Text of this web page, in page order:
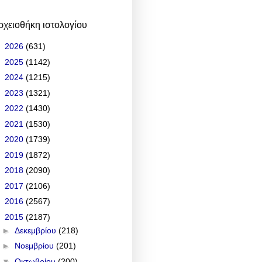
ιστολογίου
2026 (631)
2025 (1142)
2024 (1215)
2023 (1321)
2022 (1430)
2021 (1530)
2020 (1739)
2019 (1872)
2018 (2090)
2017 (2106)
2016 (2567)
2015 (2187)
► Δεκεμβρίου (218)
► Νοεμβρίου (201)